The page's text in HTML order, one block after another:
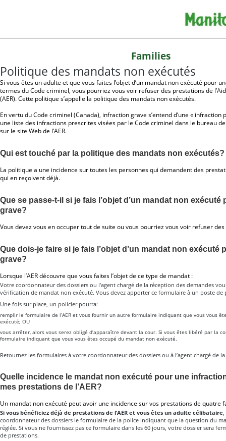
Families
Politique des mandats non exécutés
Si vous êtes un adulte et que vous faites l’objet d’un mandat non exécuté pour
termes du Code criminel, vous pourriez vous voir refuser des prestations de
(AER). Cette politique s’appelle la politique des mandats non exécutés.
En vertu du Code criminel (Canada), infraction grave s’entend d’une « infraction
une liste des infractions prescrites visées par le Code criminel dans le bureau
sur le site Web de l’AER.
Qui est touché par la politique des mandats non exécutés?
La politique a une incidence sur toutes les personnes qui demandent des
qui en reçoivent déjà.
Que se passe-t-il si je fais l’objet d’un mandat non
grave?
Vous devez vous en occuper tout de suite ou vous pourriez vous voir refuser des
Que dois-je faire si je fais l’objet d’un mandat non exécuté
grave?
Lorsque l’AER découvre que vous faites l’objet de ce type de mandat :
Votre coordonnateur des dossiers ou l’agent chargé de la réception des demandes
vérification de mandat non exécuté. Vous devez apporter ce formulaire à un poste de
Une fois sur place, un policier pourra:
remplir le formulaire de l’AER et vous fournir un autre formulaire indiquant que vous vous
exécuté; OU
vous arrêter, alors vous serez obligé d’apparaître devant la cour. Si vous êtes libéré par la
formulaire indiquant que vous vous êtes occupé du mandat non exécuté.
Retournez les formulaires à votre coordonnateur des dossiers ou à l’agent chargé de
Quelle incidence le mandat non exécuté pour une
mes prestations de l’AER?
Un mandat non exécuté peut avoir une incidence sur vos prestations de quatre
Si vous bénéficiez déjà de prestations de l’AER et vous êtes un adulte célibataire,
coordonnateur des dossiers le formulaire de la police indiquant que la question du
réglée. Si vous ne fournissez pas ce formulaire dans les 60 jours, votre dossier sera
de prestations.